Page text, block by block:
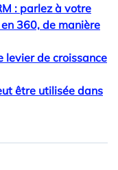
: parlez à votre
360, de manière
levier de croissance
être utilisée dans